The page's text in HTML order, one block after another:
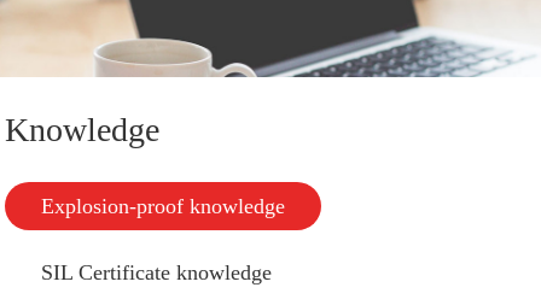
Knowledge
Explosion-proof knowledge
SIL Certificate knowledge